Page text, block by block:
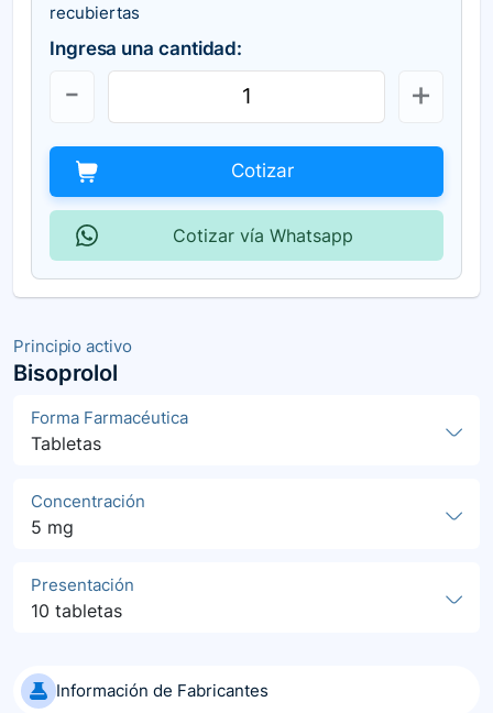
Principio activo
Bisoprolol
Forma Farmacéutica
Tabletas
Concentración
5 mg
Presentación
10 tabletas
Información de Fabricantes
recubiertas
Ingresa una cantidad:
Cotizar
Cotizar vía Whatsapp